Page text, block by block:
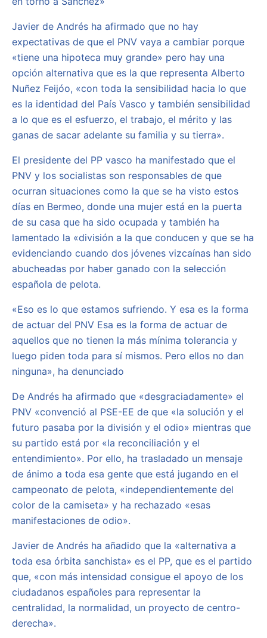
Javier de Andrés ha afirmado que no hay
expectativas de que el PNV vaya a cambiar porque
«tiene una hipoteca muy grande» pero hay una
opción alternativa que es la que representa Alberto
Nuñez Feijóo, «con toda la sensibilidad hacia lo que
es la identidad del País Vasco y también sensibilidad
a lo que es el esfuerzo, el trabajo, el mérito y las
ganas de sacar adelante su familia y su tierra».
El presidente del PP vasco ha manifestado que el
PNV y los socialistas son responsables de que
ocurran situaciones como la que se ha visto estos
días en Bermeo, donde una mujer está en la puerta
de su casa que ha sido ocupada y también ha
lamentado la «división a la que conducen y que se ha
evidenciando cuando dos jóvenes vizcaínas han sido
abucheadas por haber ganado con la selección
española de pelota.
«Eso es lo que estamos sufriendo. Y esa es la forma
de actuar del PNV Esa es la forma de actuar de
aquellos que no tienen la más mínima tolerancia y
luego piden toda para sí mismos. Pero ellos no dan
ninguna», ha denunciado
De Andrés ha afirmado que «desgraciadamente» el
PNV «convenció al PSE-EE de que «la solución y el
futuro pasaba por la división y el odio» mientras que
su partido está por «la reconciliación y el
entendimiento». Por ello, ha trasladado un mensaje
de ánimo a toda esa gente que está jugando en el
campeonato de pelota, «independientemente del
color de la camiseta» y ha rechazado «esas
manifestaciones de odio».
Javier de Andrés ha añadido que la «alternativa a
toda esa órbita sanchista» es el PP, que es el partido
que, «con más intensidad consigue el apoyo de los
ciudadanos españoles para representar la
centralidad, la normalidad, un proyecto de centro-
derecha».